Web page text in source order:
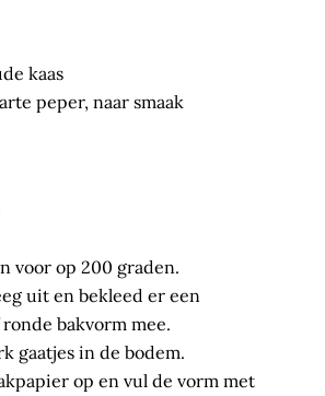
kaas
peper, naar smaak
voor op 200 graden.
uit en bekleed er een
bakvorm mee.
gaatjes in de bodem.
op en vul de vorm met